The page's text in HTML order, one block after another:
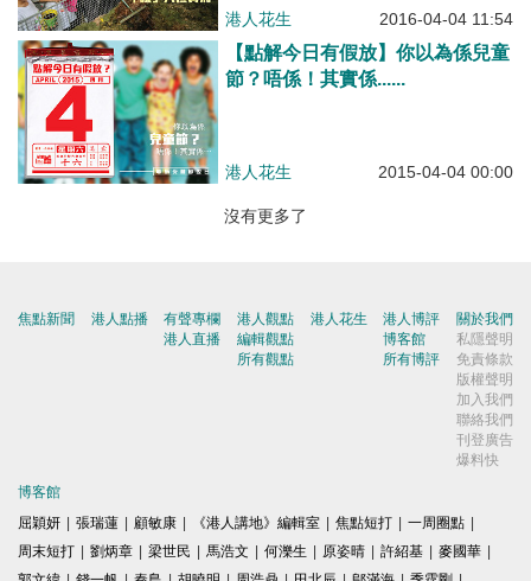
港人花生 2016-04-04 11:54
【點解今日有假放】你以為係兒童
節？唔係！其實係......
港人花生 2015-04-04 00:00
沒有更多了
焦點新聞 港人點播
有聲專欄
港人直播
港人觀點
編輯觀點
所有觀點
港人花生
港人博評
博客館
所有博評
關於我們
私隱聲明
免責條款
版權聲明
加入我們
聯絡我們
刊登廣告
爆料快
博客館
屈穎妍 | 張瑞蓮 | 顧敏康 | 《港人講地》編輯室 | 焦點短打 | 一周圈點 |
周末短打 | 劉炳章 | 梁世民 | 馬浩文 | 何濼生 | 原姿晴 | 許紹基 | 麥國華 |